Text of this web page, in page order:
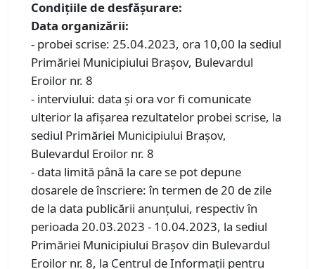
Condiţiile de desfăşurare:
Data organizării:
- probei scrise: 25.04.2023, ora 10,00 la sediul
Primăriei Municipiului Braşov, Bulevardul
Eroilor nr. 8
- interviului: data şi ora vor fi comunicate
ulterior la afişarea rezultatelor probei scrise, la
sediul Primăriei Municipiului Braşov,
Bulevardul Eroilor nr. 8
- data limită până la care se pot depune
dosarele de înscriere: în termen de 20 de zile
de la data publicării anunţului, respectiv în
perioada 20.03.2023 - 10.04.2023, la sediul
Primăriei Municipiului Braşov din Bulevardul
Eroilor nr. 8, la Centrul de Informaţii pentru